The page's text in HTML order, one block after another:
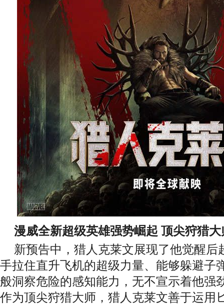
漫威全新超级英雄强势崛起 顶尖狩猎
新预告中，猎人克莱文展现了他觉醒后
手拉住直升飞机的超级力量、能够躲避子
般洞察危险的感知能力，无不宣示着他强
作为顶尖狩猎大师，猎人克莱文善于运用